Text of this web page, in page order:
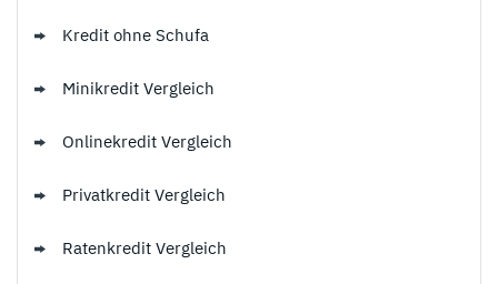
Kredit ohne Schufa
Minikredit Vergleich
Onlinekredit Vergleich
Privatkredit Vergleich
Ratenkredit Vergleich